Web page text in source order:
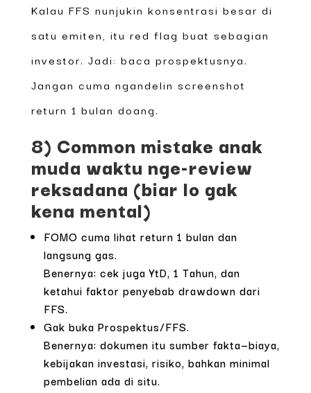
Kalau FFS nunjukin konsentrasi besar di
satu emiten, itu red flag buat sebagian
investor. Jadi: baca prospektusnya.
Jangan cuma ngandelin screenshot
return 1 bulan doang.
8) Common mistake anak
muda waktu nge-review
reksadana (biar lo gak
kena mental)
FOMO cuma lihat return 1 bulan dan
langsung gas.
Benernya: cek juga YtD, 1 Tahun, dan
ketahui faktor penyebab drawdown dari
FFS.
Gak buka Prospektus/FFS.
Benernya: dokumen itu sumber fakta—biaya,
kebijakan investasi, risiko, bahkan minimal
pembelian ada di situ.